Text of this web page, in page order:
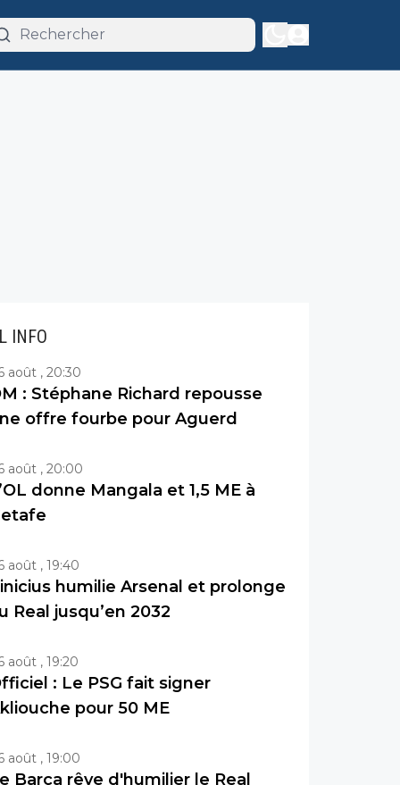
INFO
août , 20:30
: Stéphane Richard repousse
offre fourbe pour Aguerd
août , 20:00
donne Mangala et 1,5 ME à
août , 19:40
humilie Arsenal et prolonge
Real jusqu’en 2032
août , 19:20
: Le PSG fait signer
pour 50 ME
août , 19:00
Barça rêve d'humilier le Real